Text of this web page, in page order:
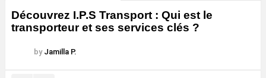
Découvrez I.P.S Transport : Qui est le
transporteur et ses services clés ?
by Jamilla P.